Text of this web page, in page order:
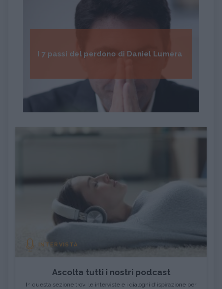
I 7 passi del perdono di Daniel Lumera
INTERVISTA
Ascolta tutti i nostri podcast
In questa sezione trovi le interviste e i dialoghi d'ispirazione per